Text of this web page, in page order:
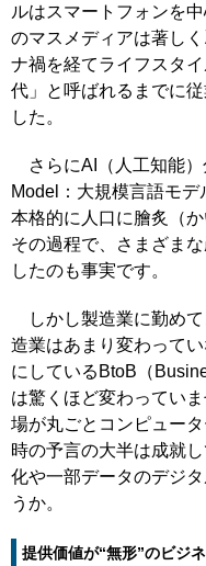
ルはスマートフォンを
のマスメディアは著し
ナ禍を経てライフスタ
代」と呼ばれるまでに
した。
さらにAI（人工知能）
Model：大規模言語モデ
本格的に人口に膾炙（
その過程で、さまざま
したのも事実です。
しかし製造業に勤めて
造業はあまり変わって
にしているBtoB（
は驚くほど変わってい
場が丸ごとコンピュー
時の予言の大半は成就
化や一部データのデジ
うか。
提供価値が“無形”のビジ